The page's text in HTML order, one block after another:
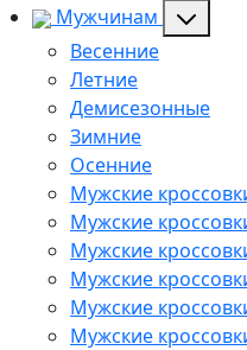
Мужчинам
Весенние
Летние
Демисезонные
Зимние
Осенние
Мужские
Мужские
Мужские
Мужские
Мужские
Мужские